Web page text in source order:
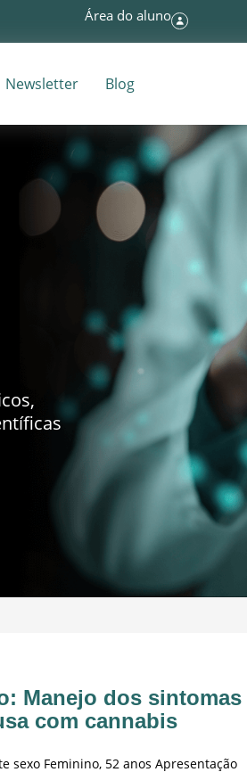
Área do aluno
Newsletter Blog
Manejo dos sintomas
com cannabis
sexo Feminino, 52 anos Apresentação